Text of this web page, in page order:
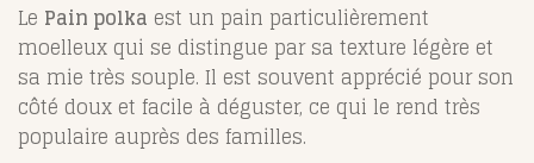
Le Pain polka est un pain particulièrement
moelleux qui se distingue par sa texture légère et
sa mie très souple. Il est souvent apprécié pour son
côté doux et facile à déguster, ce qui le rend très
populaire auprès des familles.